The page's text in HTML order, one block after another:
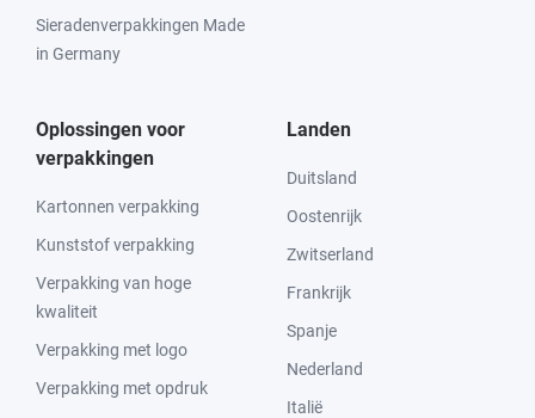
Sieradenverpakkingen Made
in Germany
Oplossingen voor
verpakkingen
Kartonnen verpakking
Kunststof verpakking
Verpakking van hoge
kwaliteit
Verpakking met logo
Verpakking met opdruk
Landen
Duitsland
Oostenrijk
Zwitserland
Frankrijk
Spanje
Nederland
Italië